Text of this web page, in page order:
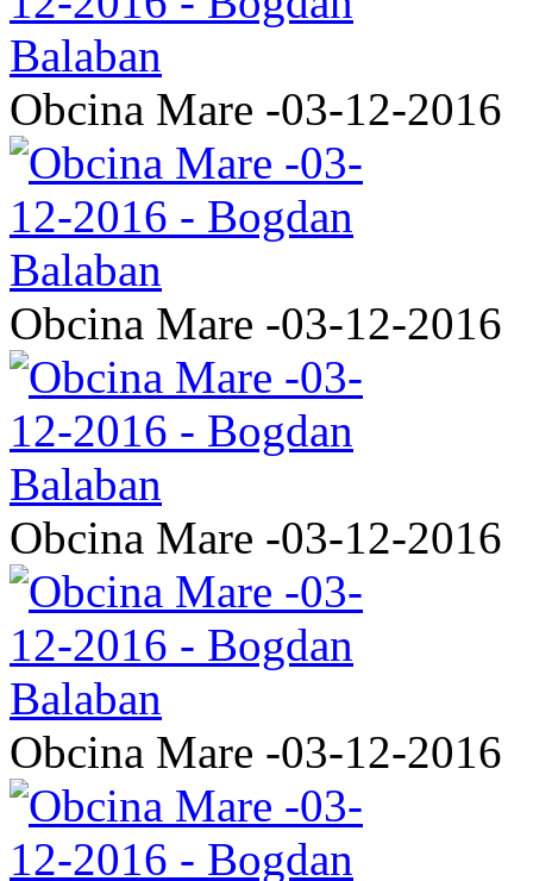
Obcina Mare -03-12-2016
Obcina Mare -03-12-2016
Obcina Mare -03-12-2016
Obcina Mare -03-12-2016